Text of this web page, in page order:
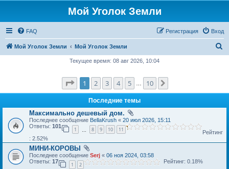
Мой Уголок Земли
FAQ Вход
Регистрация
Мой Уголок Земли Мой Уголок Земли
к
Текущее время: 08 авг 2026, 10:04
Страница1 из
1 2 3 4 5 10
Последние темы
Максимально дешевый дом.
Последнее сообщение BellaKrush « 20 июл 2026, 15:11
Ответы: 101
1 8 9 10 11
Рейтинг
: 2.52%
МИНИ-КОРОВЫ
Последнее сообщение Serj « 06 ноя 2024, 03:58
Ответы: 17
1 2
Рейтинг: 0.18%